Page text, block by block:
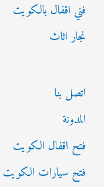
فني اقفال بالكويت
نجار اثاث
اتصل بنا
المدونة
فتح اقفال الكويت
فتح سيارات الكويت 92295349